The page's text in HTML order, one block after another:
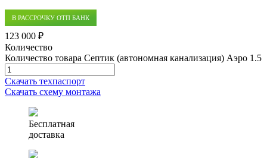
В РАССРОЧКУ ОТП БАНК
123 000 ₽
Количество
Количество товара Септик (автономная канализация) Аэро 1.5
Скачать техпаспорт
Скачать схему монтажа
Бесплатная
доставка